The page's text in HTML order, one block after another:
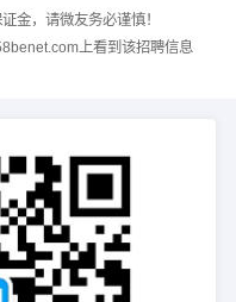
金，请微友务必谨慎！
上看到该招聘信息